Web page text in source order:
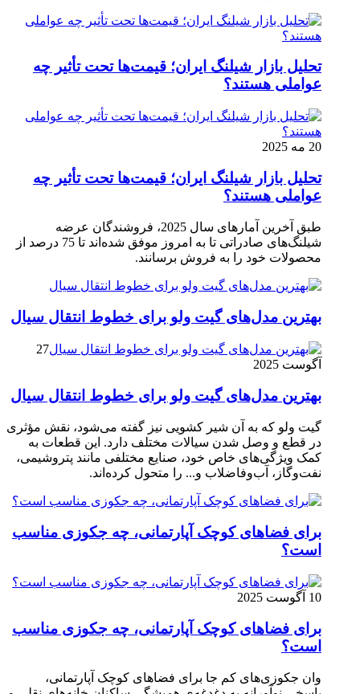
تحلیل بازار شیلنگ ایران؛ قیمت‌ها تحت تأثیر چه
عواملی هستند؟
20 مه 2025
تحلیل بازار شیلنگ ایران؛ قیمت‌ها تحت تأثیر چه
عواملی هستند؟
طبق آخرین آمارهای سال 2025، فروشندگان عرضه
شیلنگ‌های صادراتی تا به امروز موفق شده‌اند تا 75 درصد از
محصولات خود را به فروش برسانند.
بهترین مدل‌های گیت ولو برای خطوط انتقال سیال
27
آگوست 2025
بهترین مدل‌های گیت ولو برای خطوط انتقال سیال
گیت ولو که به آن شیر کشویی نیز گفته می‌شود، نقش مؤثری
در قطع و وصل شدن سیالات مختلف دارد. این قطعات به
کمک ویژگی‌های خاص خود، صنایع مختلفی مانند پتروشیمی،
نفت‌وگاز، آب‌وفاضلاب و... را متحول کرده‌اند.
برای فضاهای کوچک آپارتمانی، چه جکوزی مناسب
است؟
10 آگوست 2025
برای فضاهای کوچک آپارتمانی، چه جکوزی مناسب
است؟
وان جکوزی‌های کم‌ جا برای فضاهای کوچک آپارتمانی،